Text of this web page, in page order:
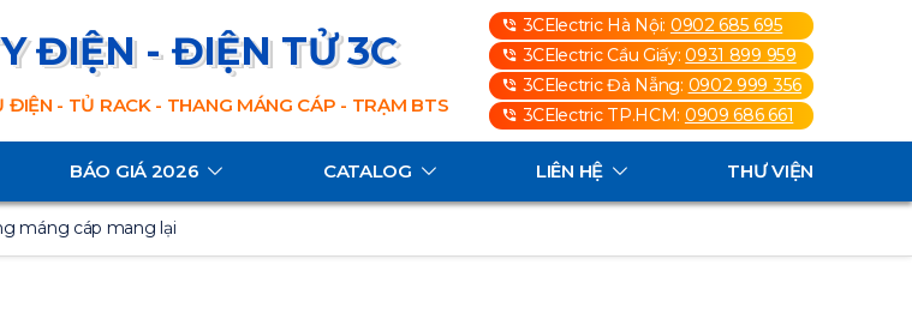
ĐIỆN - ĐIỆN TỬ 3C
ĐIỆN - TỦ RACK - THANG MÁNG CÁP - TRẠM BTS
3CElectric Hà Nội: 0902 685 695
3CElectric Cầu Giấy:0931 899 959
3CElectric Đà Nẵng: 0902 999 356
3CElectric TP.HCM: 0909 686 661
BÁO GIÁ 2026 CATALOG LIÊN HỆ THƯ VIỆN
máng cáp mang lại